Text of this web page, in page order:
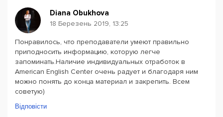
Diana Obukhova
18 Березень 2019, 13:25
Понравилось, что преподаватели умеют правильно
приподносить информацию, которую легче
запоминать.Наличие индивидуальных отработок в
American English Center очень радует и благодаря ним
можно понять до конца материал и закрепить. Всем
советую)
Відповісти